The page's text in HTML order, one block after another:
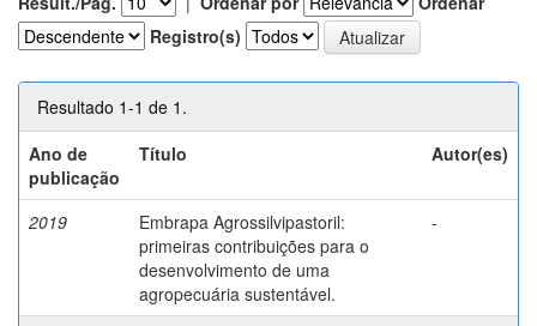
Registro(s)
Resultado 1-1 de 1.
Ano de
publicação
Título Autor(es)
2019
Embrapa Agrossilvipastoril:
primeiras contribuições para o
desenvolvimento de uma
agropecuária sustentável.
-